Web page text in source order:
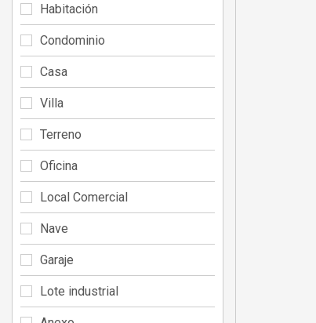
Habitación
Condominio
Casa
Villa
Terreno
Oficina
Local Comercial
Nave
Garaje
Lote industrial